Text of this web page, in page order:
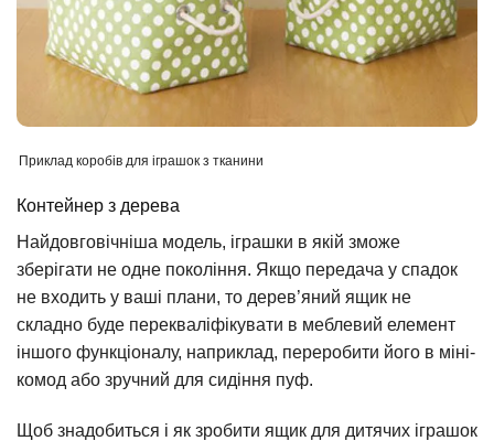
Приклад коробів для іграшок з тканини
Контейнер з дерева
Найдовговічніша модель, іграшки в якій зможе
зберігати не одне покоління. Якщо передача у спадок
не входить у ваші плани, то дерев’яний ящик не
складно буде перекваліфікувати в меблевий елемент
іншого функціоналу, наприклад, переробити його в міні-
комод або зручний для сидіння пуф.
Щоб знадобиться і як зробити ящик для дитячих іграшок